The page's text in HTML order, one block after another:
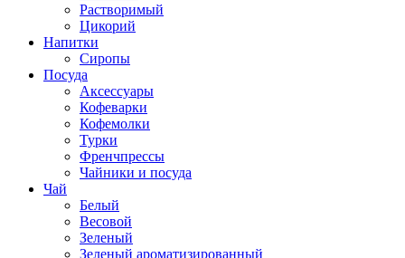
Растворимый
Цикорий
Напитки
Сиропы
Посуда
Аксессуары
Кофеварки
Кофемолки
Турки
Френчпрессы
Чайники и посуда
Чай
Белый
Весовой
Зеленый
Зеленый ароматизированный